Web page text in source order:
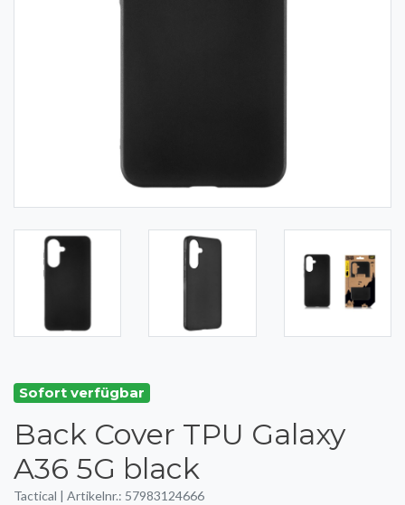
Sofort verfügbar
Back Cover TPU Galaxy
A36 5G black
Tactical | Artikelnr.: 57983124666